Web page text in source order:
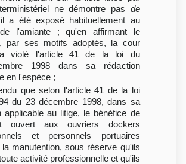
ne démontre pas de
a été exposé habituellement au
l'amiante ; qu'en affirmant le
par ses motifs adoptés, la cour
a violé l'article 41 de la loi du
1998 dans sa rédaction
en l'espèce ;
que selon l'article 41 de la loi
du 23 décembre 1998, dans sa
applicable au litige, le bénéfice de
ouvert aux ouvriers dockers
et personnels portuaires
manutention, sous réserve qu'ils
activité professionnelle et qu'ils